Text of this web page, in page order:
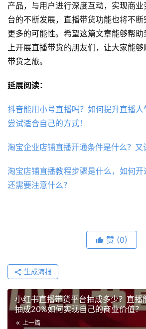
产品，与用户进行深度互动，实现商
台的不断发展，直播带货功能也将不
更多的可能性。希望这篇文章能够帮
上开展直播带货的朋友们，让大家能
带货之旅。
延展阅读：
抖音能用小号直播吗？如何提升直播
尝试适合自己的方式！
淘宝企业店铺直播开通条件是什么？又
淘宝店铺直播教程步骤是什么，如何
还需要注意什么？
赞 (0)
生成海报
小红书直播带货平台抽成多少？直播
抽成20%如何实现自己的商业价值？
上一篇